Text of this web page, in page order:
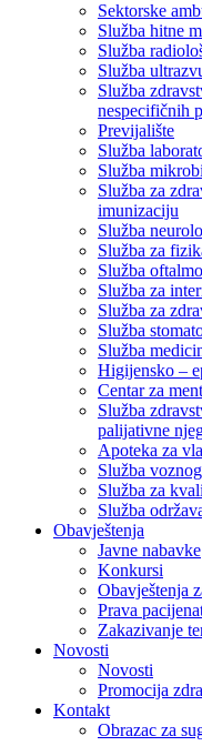
Sektorske
Služba hitne
Služba
Služba
Služba
nespecifičnih
Previjalište
Služba
Služba
Služba za
imunizaciju
Služba
Služba za
Služba
Služba za
Služba za
Služba
Služba
Higijensko –
Centar za
Služba
palijativne
Apoteka za
Služba
Služba za
Služba
Obavještenja
Javne nabavke
Konkursi
Obavještenja
Prava
Zakazivanje
Novosti
Novosti
Promocija
Kontakt
Obrazac za